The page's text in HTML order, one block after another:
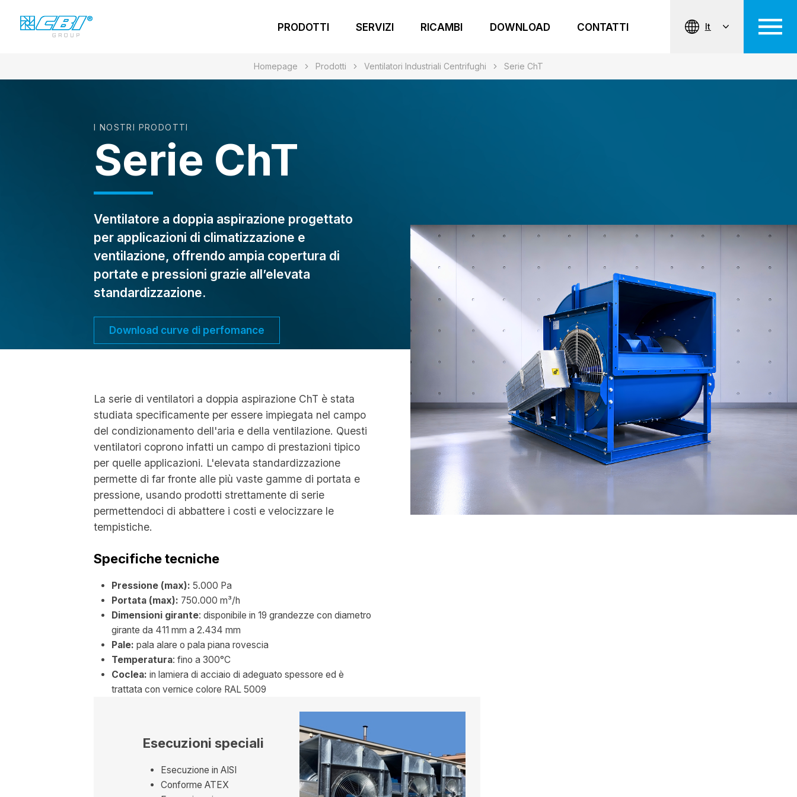
PRODOTTI SERVIZI RICAMBI DOWNLOAD CONTATTI It
Homepage Prodotti Ventilatori Industriali Centrifughi Serie ChT
I NOSTRI PRODOTTI
Serie ChT
Ventilatore a doppia aspirazione progettato
per applicazioni di climatizzazione e
ventilazione, offrendo ampia copertura di
portate e pressioni grazie all’elevata
standardizzazione.
Download curve di perfomance
La serie di ventilatori a doppia aspirazione ChT è stata
studiata specificamente per essere impiegata nel campo
del condizionamento dell'aria e della ventilazione. Questi
ventilatori coprono infatti un campo di prestazioni tipico
per quelle applicazioni. L'elevata standardizzazione
permette di far fronte alle più vaste gamme di portata e
pressione, usando prodotti strettamente di serie
permettendoci di abbattere i costi e velocizzare le
tempistiche.
Specifiche tecniche
Pressione (max): 5.000 Pa
Portata (max): 750.000 m³/h
Dimensioni girante: disponibile in 19 grandezze con diametro
girante da 411 mm a 2.434 mm
Pale: pala alare o pala piana rovescia
Temperatura: fino a 300°C
Coclea: in lamiera di acciaio di adeguato spessore ed è
trattata con vernice colore RAL 5009
Esecuzioni speciali
Esecuzione in AISI
Conforme ATEX